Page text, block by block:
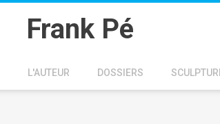
Frank Pé
L'AUTEUR DOSSIERS